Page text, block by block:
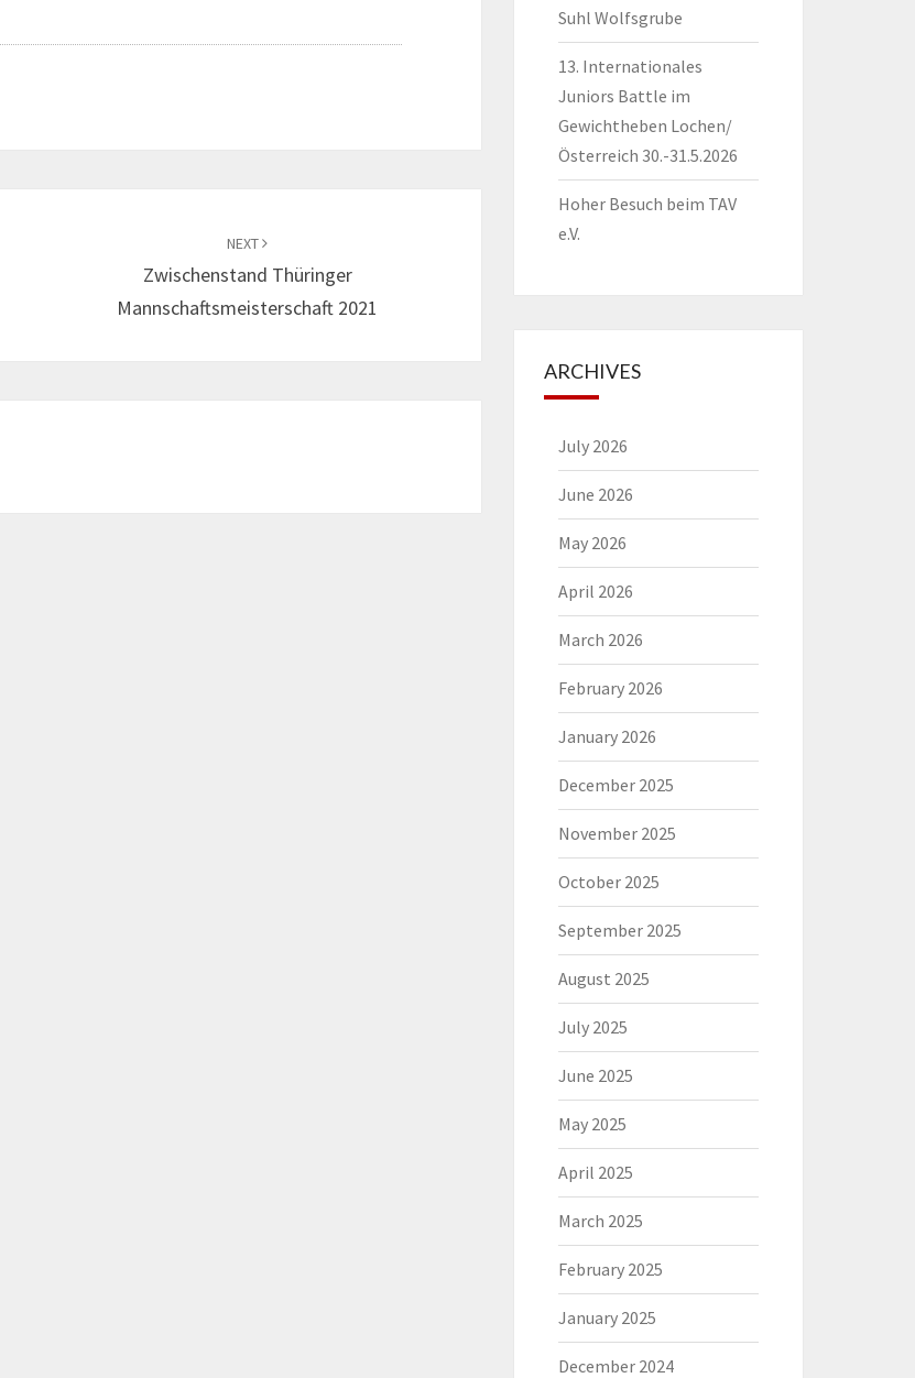
NEXT
Zwischenstand Thüringer
Mannschaftsmeisterschaft 2021
Suhl Wolfsgrube
13. Internationales
Juniors Battle im
Gewichtheben Lochen/
Österreich 30.-31.5.2026
Hoher Besuch beim TAV
e.V.
ARCHIVES
July 2026
June 2026
May 2026
April 2026
March 2026
February 2026
January 2026
December 2025
November 2025
October 2025
September 2025
August 2025
July 2025
June 2025
May 2025
April 2025
March 2025
February 2025
January 2025
December 2024